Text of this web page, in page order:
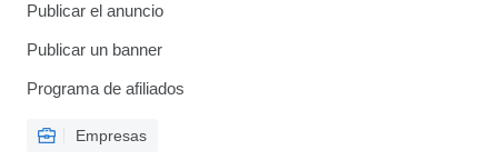
Publicar el anuncio
Publicar un banner
Programa de afiliados
Empresas